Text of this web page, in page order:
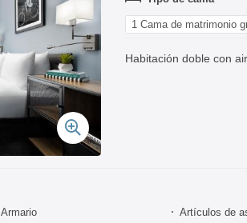
1 Cama de matrimonio
Habitación doble con
Armario Artículos de